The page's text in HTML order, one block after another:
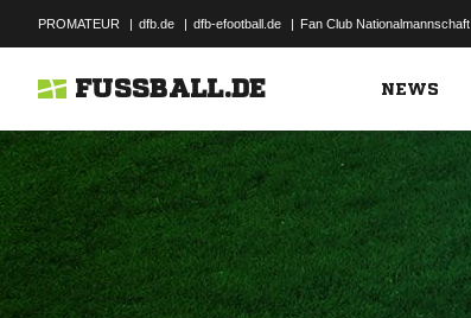
PROMATEUR | dfb.de | dfb-efootball.de | Fan Club Nationalmannschaft
FUSSBALL.DE NEWS